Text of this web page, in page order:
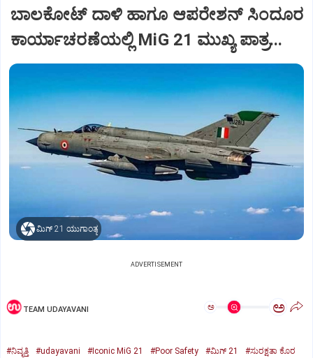
ಬಾಲಕೋಟ್‌ ದಾಳಿ ಹಾಗೂ ಆಪರೇಶನ್‌ ಸಿಂದೂರ
ಕಾರ್ಯಾಚರಣೆಯಲ್ಲಿ MiG 21 ಮುಖ್ಯ ಪಾತ್ರ...
ಮಿಗ್‌ 21 ಯುಗಾಂತ್ಯ
ADVERTISEMENT
TEAM UDAYAVANI ಅ ಅ
#ನಿವೃತ್ತಿ #udayavani #Iconic MiG 21 #Poor Safety #ಮಿಗ್‌ 21
#ಸುರಕ್ಷತಾ ಕೊರ